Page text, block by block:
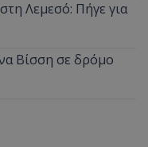
Λεμεσό: Πήγε για
Βίσση σε δρόμο